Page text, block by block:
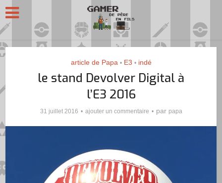
article de Papa • E3 • indé
le stand Devolver Digital à
l’E3 2016
31 juillet 2016 ajouter un commentaire par papa